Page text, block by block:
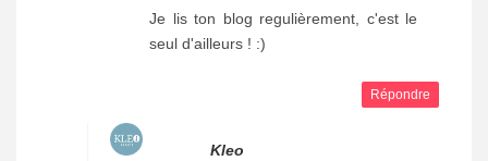
Je lis ton blog regulièrement, c'est le
seul d'ailleurs ! :)
Répondre
Kleo